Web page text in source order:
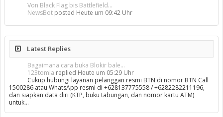
Von Black Flag bis Battlefield...
NewsBot posted Heute um 09:42 Uhr
Latest Replies
Bagaimana cara buka Blokir bale...
123tomla replied Heute um 05:29 Uhr
Cukup hubungi layanan pelanggan resmi BTN di nomor BTN Call
1500286 atau WhatsApp resmi di +628137775558 / +6282282211196,
dan siapkan data diri (KTP, buku tabungan, dan nomor kartu ATM)
untuk…